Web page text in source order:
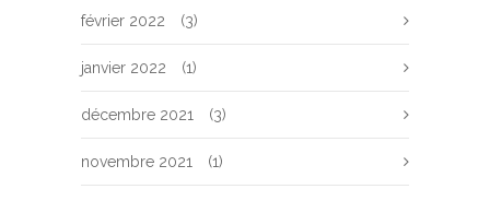
février 2022 (3)
janvier 2022 (1)
décembre 2021 (3)
novembre 2021 (1)